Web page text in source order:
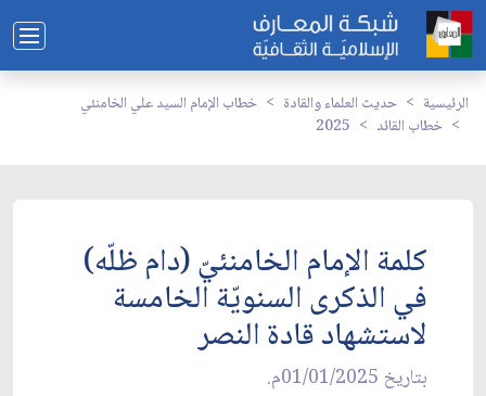
الرئيسية حديث العلماء والقادة
خطاب الإمام السيد علي الخامنئي
خطاب القائد
2025
كلمة الإمام الخامنئيّ (دام ظلّه)
في الذكرى السنويّة الخامسة
لاستشهاد قادة النصر
بتاريخ 01/01/2025م.